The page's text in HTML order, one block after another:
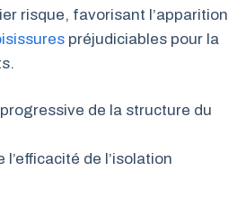
risque, favorisant l’apparition
préjudiciables pour la
de la structure du
l’efficacité de l’isolation